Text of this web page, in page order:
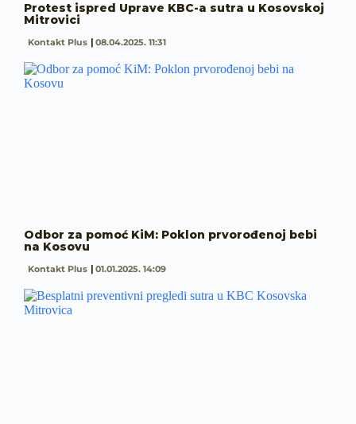
Protest ispred Uprave KBC-a sutra u Kosovskoj
Mitrovici
Kontakt Plus 08.04.2025. 11:31
Odbor za pomoć KiM: Poklon prvorođenoj bebi
na Kosovu
Kontakt Plus 01.01.2025. 14:09